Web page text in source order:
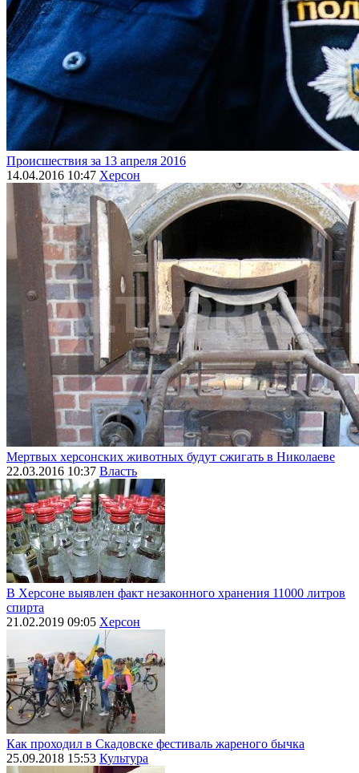
Происшествия за 13 апреля 2016
14.04.2016 10:47 Херсон
Мертвых херсонских животных будут сжигать в Николаеве
22.03.2016 10:37 Власть
В Херсоне выявлен факт незаконного хранения 11000 литров
спирта
21.02.2019 09:05 Херсон
Как проходил в Скадовске фестиваль жареного бычка
25.09.2018 15:53 Культура